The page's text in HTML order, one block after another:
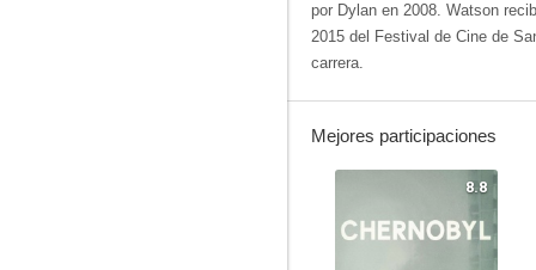
por Dylan en 2008. Watson
2015 del Festival de Cine de
carrera.
Mejores participaciones
8.8